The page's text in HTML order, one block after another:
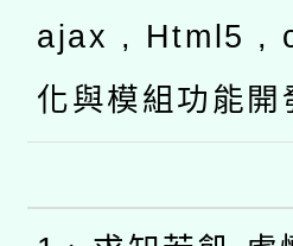
ajax , Html5 ,
化與模組功能開